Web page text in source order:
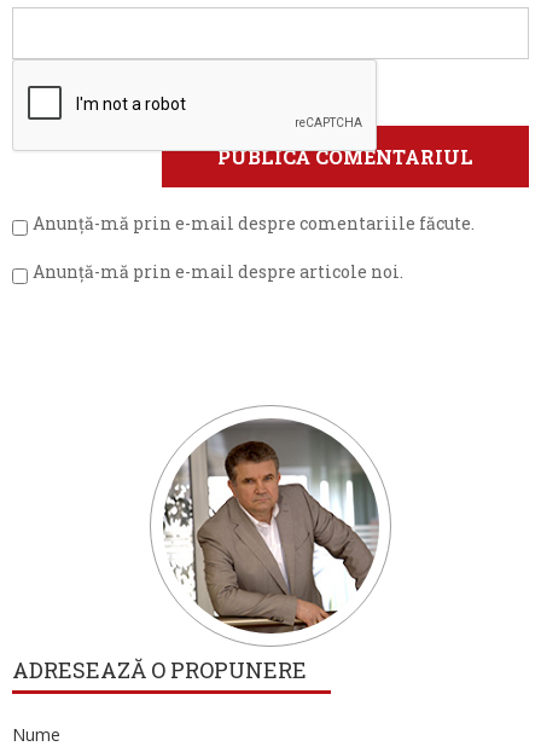
Anunță-mă prin e-mail despre comentariile făcute.
Anunță-mă prin e-mail despre articole noi.
ADRESEAZĂ O PROPUNERE
Nume